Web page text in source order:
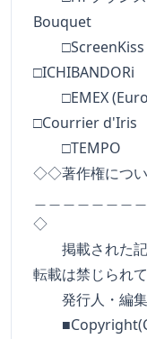
Bouquet
□ICHIBANDORi
□EMEX
□Courrier d'Iris
□TEMPO
◇◇著作権につい
＿＿＿＿＿＿＿
◇
掲載された記
転載は禁じられて
発行人・編